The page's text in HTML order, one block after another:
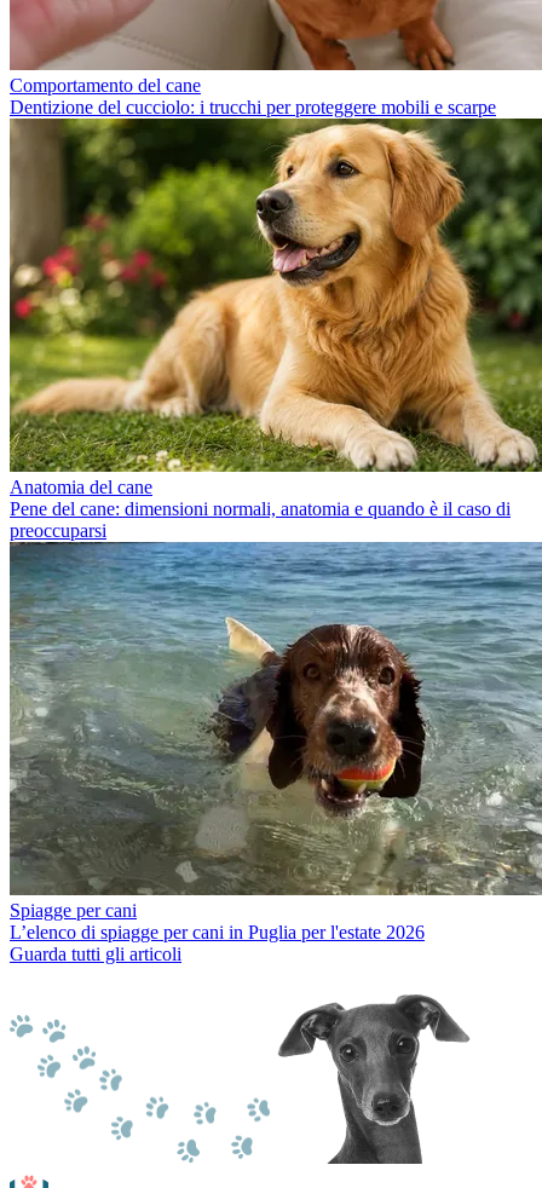
Comportamento del cane
Dentizione del cucciolo: i trucchi per proteggere mobili e scarpe
Anatomia del cane
Pene del cane: dimensioni normali, anatomia e quando è il caso di
preoccuparsi
Spiagge per cani
L’elenco di spiagge per cani in Puglia per l'estate 2026
Guarda tutti gli articoli